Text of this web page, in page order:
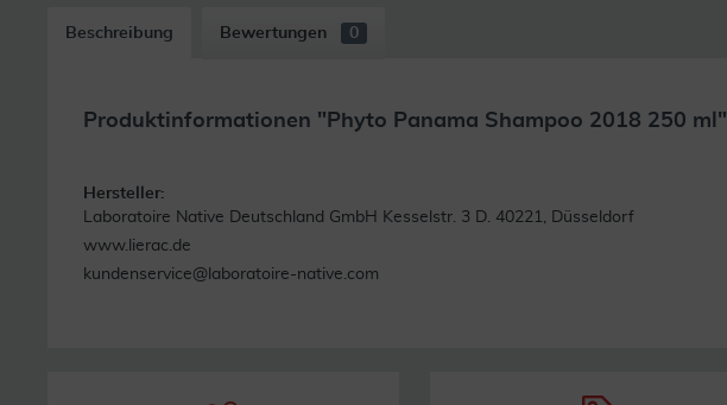
Beschreibung Bewertungen 0
Produktinformationen "Phyto Panama Shampoo 2018 250 ml"
Hersteller:
Laboratoire Native Deutschland GmbH Kesselstr. 3 D. 40221, Düsseldorf
www.lierac.de
kundenservice@laboratoire-native.com